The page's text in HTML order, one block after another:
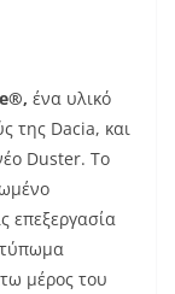
ένα υλικό
της Dacia, και
Duster. Το
επεξεργασία
μέρος του